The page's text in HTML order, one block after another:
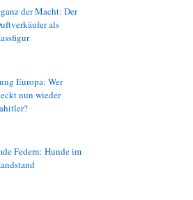
der Macht: Der
als
Europa: Wer
nun wieder
Federn: Hunde im